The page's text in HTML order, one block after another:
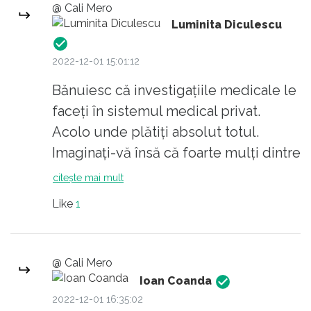
@ Cali Mero
Luminita Diculescu
2022-12-01 15:01:12
Bănuiesc că investigațiile medicale le
faceți în sistemul medical privat.
Acolo unde plătiți absolut totul.
Imaginați-vă însă că foarte mulți dintre
români nu-și permit să plătească nici
despre care vă vorbesc sunt oameni
care muncesc din greu, de multe ori
chiar mai mult de 8 ore pe zi, iar din
salariu li se oprește lunar un procent
citește mai mult
Like 1
@ Cali Mero
Ioan Coanda
2022-12-01 16:35:02